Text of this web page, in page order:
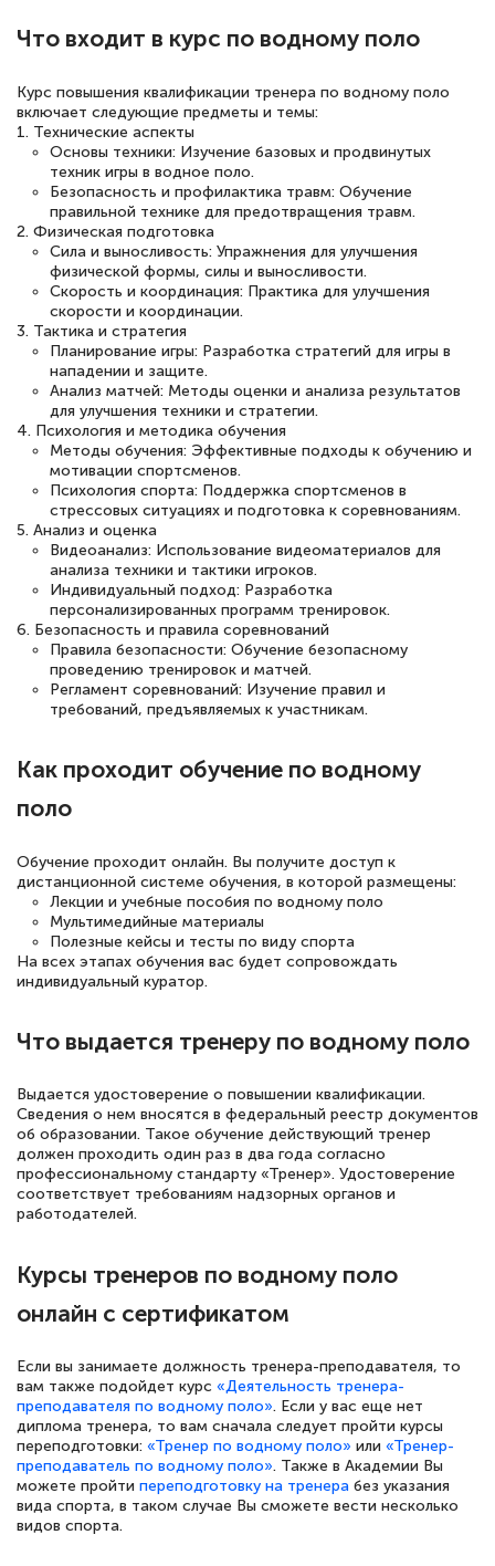
вежливое сопровождение! Всё чётко и
понятно! Проходила повышение
квалификации. Ещё раз - СПАСИБО!
Елена Петрикс
Знаток города 5 уровня
11 марта 2026
Всем добрый день! Я прошла курс
повышени каалификации по
специальности «Тренер-преподаватель
по тяжелой атлетике»! Хочется
подчеркуть, что при обращении
оперативно связались со мной
специалисты, ответили на все
интересующие вопросы и в течении
двух…
Светлана К
Знаток города 7 уровня
10 марта 2026
Обучение понравилось: огромное
количество тематической литературы,
пособий и учебников доступно на время
прохождения курса, удобная система
аттестации, проблем не возникло ни на
Что входит в курс по водному поло
Курс повышения квалификации тренера по водному поло
включает следующие предметы и темы:
1. Технические аспекты
Основы техники: Изучение базовых и продвинутых
техник игры в водное поло.
Безопасность и профилактика травм: Обучение
правильной технике для предотвращения травм.
2. Физическая подготовка
Сила и выносливость: Упражнения для улучшения
физической формы, силы и выносливости.
Скорость и координация: Практика для улучшения
скорости и координации.
3. Тактика и стратегия
Планирование игры: Разработка стратегий для игры в
нападении и защите.
Анализ матчей: Методы оценки и анализа результатов
для улучшения техники и стратегии.
4. Психология и методика обучения
Методы обучения: Эффективные подходы к обучению и
мотивации спортсменов.
Психология спорта: Поддержка спортсменов в
стрессовых ситуациях и подготовка к соревнованиям.
5. Анализ и оценка
Видеоанализ: Использование видеоматериалов для
анализа техники и тактики игроков.
Индивидуальный подход: Разработка
персонализированных программ тренировок.
6. Безопасность и правила соревнований
Правила безопасности: Обучение безопасному
проведению тренировок и матчей.
Регламент соревнований: Изучение правил и
требований, предъявляемых к участникам.
Как проходит обучение по водному
поло
Обучение проходит онлайн. Вы получите доступ к
дистанционной системе обучения, в которой размещены:
Лекции и учебные пособия по водному поло
Мультимедийные материалы
Полезные кейсы и тесты по виду спорта
На всех этапах обучения вас будет сопровождать
индивидуальный куратор.
Что выдается тренеру по водному поло
Выдается удостоверение о повышении квалификации.
Сведения о нем вносятся в федеральный реестр документов
об образовании. Такое обучение действующий тренер
должен проходить один раз в два года согласно
профессиональному стандарту «Тренер». Удостоверение
соответствует требованиям надзорных органов и
работодателей.
Курсы тренеров по водному поло
онлайн с сертификатом
Если вы занимаете должность тренера-преподавателя, то
вам также подойдет курс «Деятельность тренера-
преподавателя по водному поло». Если у вас еще нет
диплома тренера, то вам сначала следует пройти курсы
переподготовки: «Тренер по водному поло» или «Тренер-
преподаватель по водному поло». Также в Академии Вы
можете пройти переподготовку на тренера без указания
вида спорта, в таком случае Вы сможете вести несколько
видов спорта.